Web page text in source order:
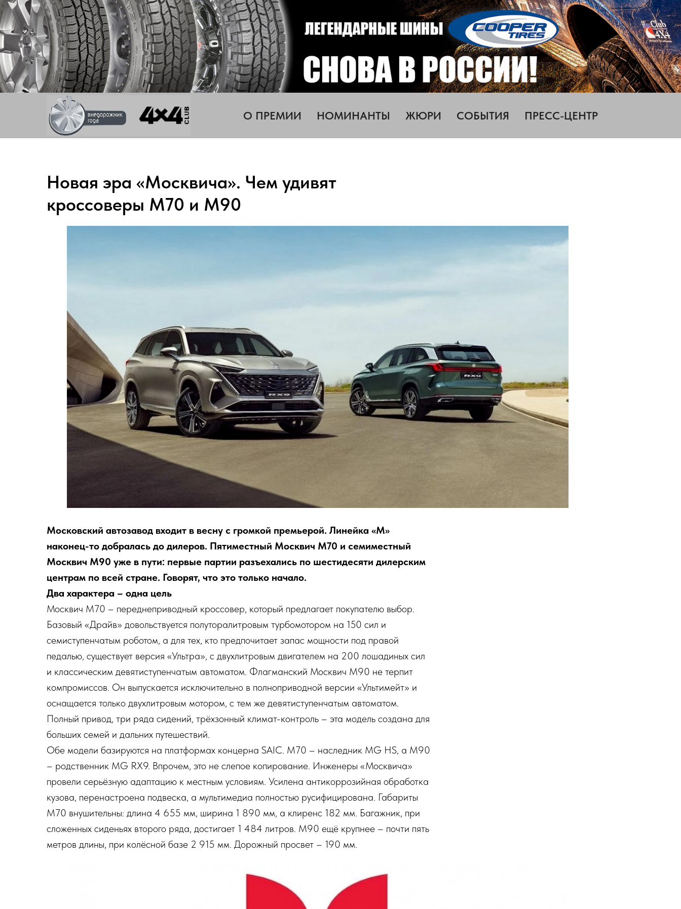
О ПРЕМИИ НОМИНАНТЫ ЖЮРИ СОБЫТИЯ ПРЕСС-ЦЕНТР
Новая эра «Москвича». Чем удивят
кроссоверы M70 и M90
Московский автозавод входит в весну с громкой премьерой. Линейка «М»
наконец-то добралась до дилеров. Пятиместный Москвич М70 и семиместный
Москвич М90 уже в пути: первые партии разъехались по шестидесяти дилерским
центрам по всей стране. Говорят, что это только начало.
Два характера – одна цель
Москвич М70 – переднеприводный кроссовер, который предлагает покупателю выбор.
Базовый «Драйв» довольствуется полуторалитровым турбомотором на 150 сил и
семиступенчатым роботом, а для тех, кто предпочитает запас мощности под правой
педалью, существует версия «Ультра», с двухлитровым двигателем на 200 лошадиных сил
и классическим девятиступенчатым автоматом. Флагманский Москвич М90 не терпит
компромиссов. Он выпускается исключительно в полноприводной версии «Ультимейт» и
оснащается только двухлитровым мотором, с тем же девятиступенчатым автоматом.
Полный привод, три ряда сидений, трёхзонный климат-контроль – эта модель создана для
больших семей и дальних путешествий.
Обе модели базируются на платформах концерна SAIC. М70 – наследник MG HS, а М90
– родственник MG RX9. Впрочем, это не слепое копирование. Инженеры «Москвича»
провели серьёзную адаптацию к местным условиям. Усилена антикоррозийная обработка
кузова, перенастроена подвеска, а мультимедиа полностью русифицирована. Габариты
М70 внушительны: длина 4 655 мм, ширина 1 890 мм, а клиренс 182 мм. Багажник, при
сложенных сиденьях второго ряда, достигает 1 484 литров. М90 ещё крупнее – почти пять
метров длины, при колёсной базе 2 915 мм. Дорожный просвет – 190 мм.